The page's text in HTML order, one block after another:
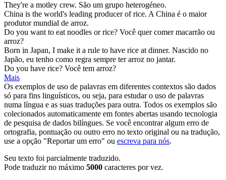
They're a motley crew. São um grupo heterogéneo.
China is the world's leading producer ofrice. A China é o maior
produtor mundial de arroz.
Do you want to eat noodles orrice? Você quer comer macarrão ou
arroz?
Born in Japan, I make it a rule to have rice at dinner. Nascido no
Japão, eu tenho como regra sempre terarroz no jantar.
Do you have rice? Você tem arroz?
Mais
Os exemplos de uso de palavras em diferentes contextos são dados
só para fins linguísticos, ou seja, para estudar o uso de palavras
numa língua e as suas traduções para outra. Todos os exemplos são
colecionados automaticamente em fontes abertas usando tecnologia
de pesquisa de dados bilíngues. Se você encontrar algum erro de
ortografia, pontuação ou outro erro no texto original ou na tradução,
use a opção "Reportar um erro" ou escreva para nós.
Seu texto foi parcialmente traduzido.
Pode traduzir no máximo 5000 caracteres por vez.